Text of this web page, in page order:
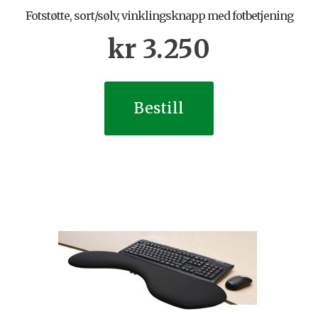
Fotstøtte, sort/sølv, vinklingsknapp med fotbetjening
kr 3.250
Bestill